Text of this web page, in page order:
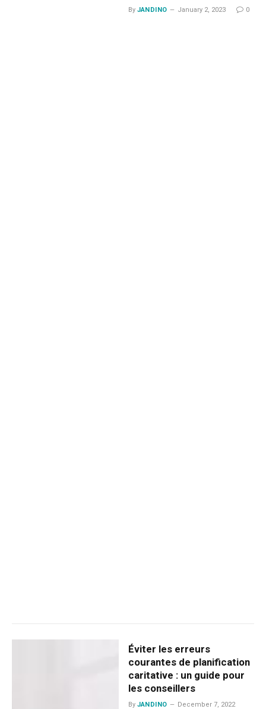
By JANDINO January 2, 2023 0
Éviter les erreurs
courantes de planification
caritative : un guide pour
les conseillers
By JANDINO December 7, 2022